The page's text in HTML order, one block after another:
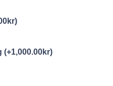
kr)
(+1,000.00kr)